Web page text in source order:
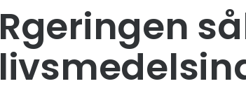
Rgeringen